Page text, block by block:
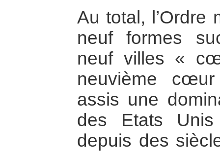
Au total, l’Ordre
neuf formes
neuf villes «
neuvième
assis une
des Etats
depuis des